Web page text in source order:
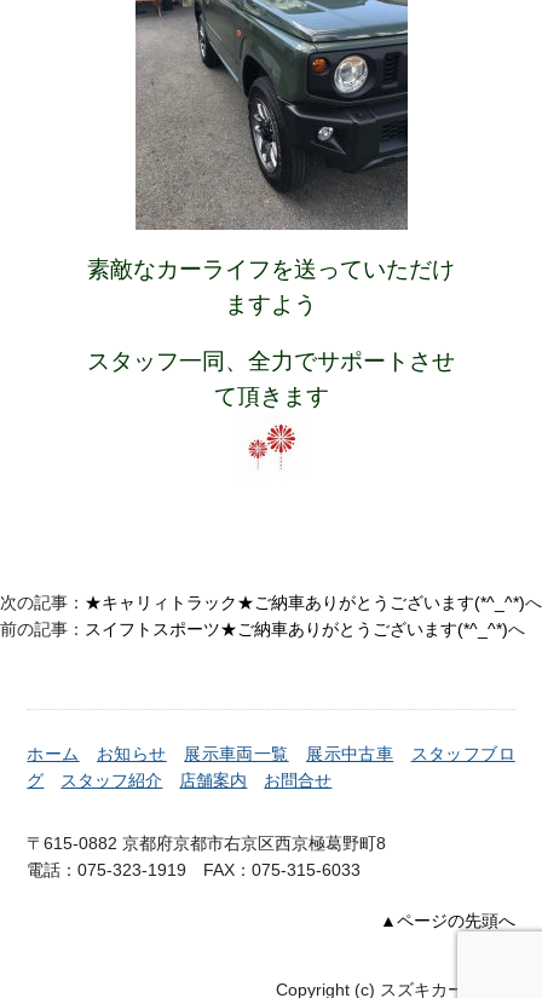
素敵なカーライフを送っていただけ
ますよう
スタッフ一同、全力でサポートさせ
て頂きます
次の記事： ★キャリィトラック★ご納車ありがとうございます(*^_^*)へ
前の記事： スイフトスポーツ★ご納車ありがとうございます(*^_^*)へ
ホーム お知らせ 展示車両一覧 展示中古車
スタッフブロ
グ
スタッフ紹介 店舗案内 お問合せ
〒615-0882 京都府京都市右京区西京極葛野町8
電話：075-323-1919 FAX：075-315-6033
▲ページの先頭へ
Copyright (c) スズキカーズ右京